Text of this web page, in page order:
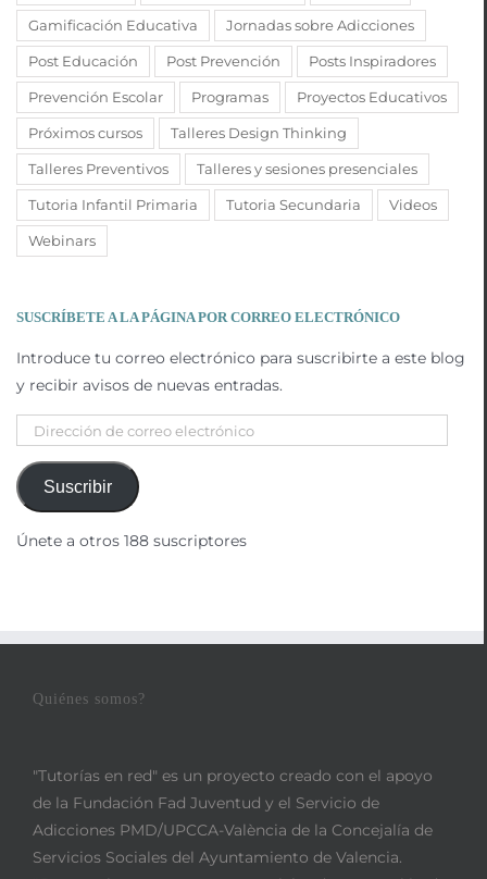
Gamificación Educativa Jornadas sobre Adicciones
Post Educación Post Prevención Posts Inspiradores
Prevención Escolar Programas Proyectos Educativos
Próximos cursos Talleres Design Thinking
Talleres Preventivos Talleres y sesiones presenciales
Tutoria Infantil Primaria Tutoria Secundaria Videos
Webinars
SUSCRÍBETE A LA PÁGINA POR CORREO ELECTRÓNICO
Introduce tu correo electrónico para suscribirte a este blog
y recibir avisos de nuevas entradas.
Dirección
correo
electrónico
Suscribir
Únete a otros 188 suscriptores
Quiénes somos?
"Tutorías en red" es un proyecto creado con el apoyo
de la Fundación Fad Juventud y el Servicio de
Adicciones PMD/UPCCA-València de la Concejalía de
Servicios Sociales del Ayuntamiento de Valencia.